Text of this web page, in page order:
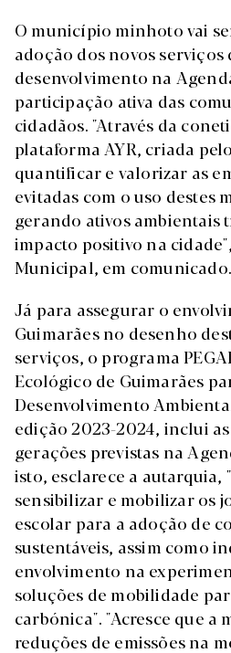
O município minhoto vai
adoção dos novos
desenvolvimento na
participação ativa das
cidadãos. "Através da
plataforma AYR, criada
quantificar e valorizar as
evitadas com o uso destes
gerando ativos ambientais
impacto positivo na
Municipal, em comunicado.
Já para assegurar o
Guimarães no desenho
serviços, o programa
Ecológico de Guimarães
Desenvolvimento
edição 2023-2024, inclui
gerações previstas na
isto, esclarece a autarquia,
sensibilizar e mobilizar os
escolar para a adoção de
sustentáveis, assim como
envolvimento na
soluções de mobilidade
carbónica". "Acresce que a
reduções de emissões na